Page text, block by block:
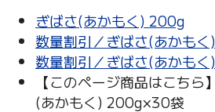
ぎばさ(あかもく) 200g
数量割引／ぎばさ(あかも
数量割引／ぎばさ(あかも
【このページ商品はこちら
(あかもく) 200g×30袋